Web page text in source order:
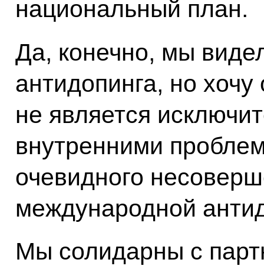
национальный план.
Да, конечно, мы
антидопинга, но хочу
не является
внутренними
очевидного
международной
Мы солидарны с